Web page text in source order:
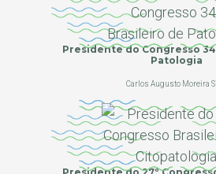
Presidente do Congresso
Patologia
Carlos Augusto Moreira